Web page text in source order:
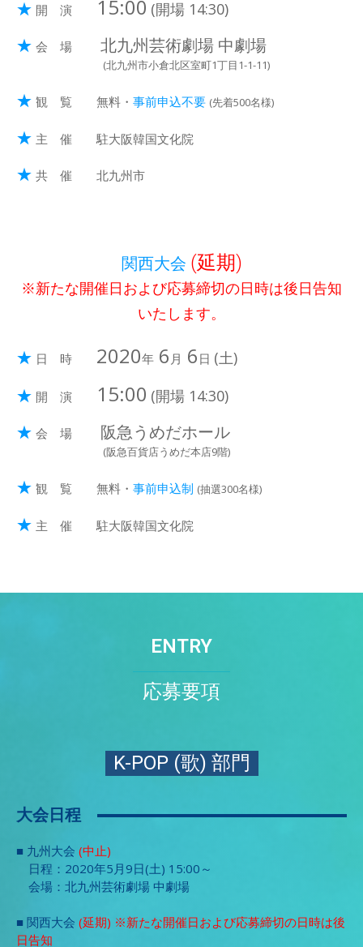
★ 開 演 15:00 (開場 14:30)
★ 会 場 北九州芸術劇場 中劇場
(北九州市小倉北区室町1丁目1-1-11)
★ 観 覧 無料・ 事前申込不要 (先着500名様)
★ 主 催 駐大阪韓国文化院
★ 共 催 北九州市
関西大会 (延期)
※新たな開催日および応募締切の日時は後日告知
いたします。
★ 日 時 2020年 6 月 6 日 (土)
★ 開 演 15:00 (開場 14:30)
★ 会 場 阪急うめだホール
(阪急百貨店うめだ本店9階)
★ 観 覧 無料・ 事前申込制 (抽選300名様)
★ 主 催 駐大阪韓国文化院
ENTRY
応募要項
K-POP (歌) 部門
大会日程
■ 九州大会 (中止)
日程：2020年5月9日(土) 15:00～
会場：北九州芸術劇場 中劇場
■ 関西大会 (延期) ※新たな開催日および応募締切の日時は後
日告知